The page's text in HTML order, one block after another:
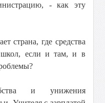
- как эту
страна, где средства
школ, если и там, и в
и унижения